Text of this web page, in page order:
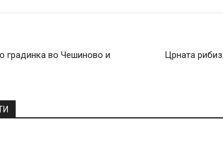
градинка во Чешиново и
Црната